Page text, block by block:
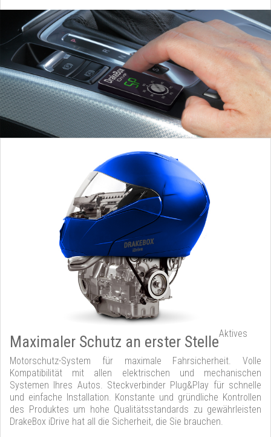
Maximaler Schutz an erster StelleAktives
Motorschutz-System für maximale Fahrsicherheit. Volle
Kompatibilität mit allen elektrischen und mechanischen
Systemen Ihres Autos. Steckverbinder Plug&Play für schnelle
und einfache Installation. Konstante und gründliche Kontrollen
des Produktes um hohe Qualitätsstandards zu gewährleisten
DrakeBox iDrive hat all die Sicherheit, die Sie brauchen.